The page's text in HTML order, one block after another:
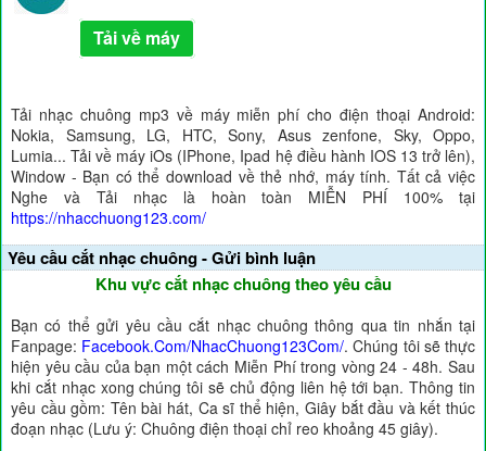
Tải về máy
Tải nhạc chuông mp3 về máy miễn phí cho điện thoại Android:
Nokia, Samsung, LG, HTC, Sony, Asus zenfone, Sky, Oppo,
Lumia... Tải về máy iOs (IPhone, Ipad hệ điều hành IOS 13 trở lên),
Window - Bạn có thể download về thẻ nhớ, máy tính. Tất cả việc
Nghe và Tải nhạc là hoàn toàn MIỄN PHÍ 100% tại
https://nhacchuong123.com/
Yêu cầu cắt nhạc chuông - Gửi bình luận
Khu vực cắt nhạc chuông theo yêu cầu
Bạn có thể gửi yêu cầu cắt nhạc chuông thông qua tin nhắn tại
Fanpage: Facebook.Com/NhacChuong123Com/. Chúng tôi sẽ thực
hiện yêu cầu của bạn một cách Miễn Phí trong vòng 24 - 48h. Sau
khi cắt nhạc xong chúng tôi sẽ chủ động liên hệ tới bạn. Thông tin
yêu cầu gồm: Tên bài hát, Ca sĩ thể hiện, Giây bắt đầu và kết thúc
đoạn nhạc (Lưu ý: Chuông điện thoại chỉ reo khoảng 45 giây).